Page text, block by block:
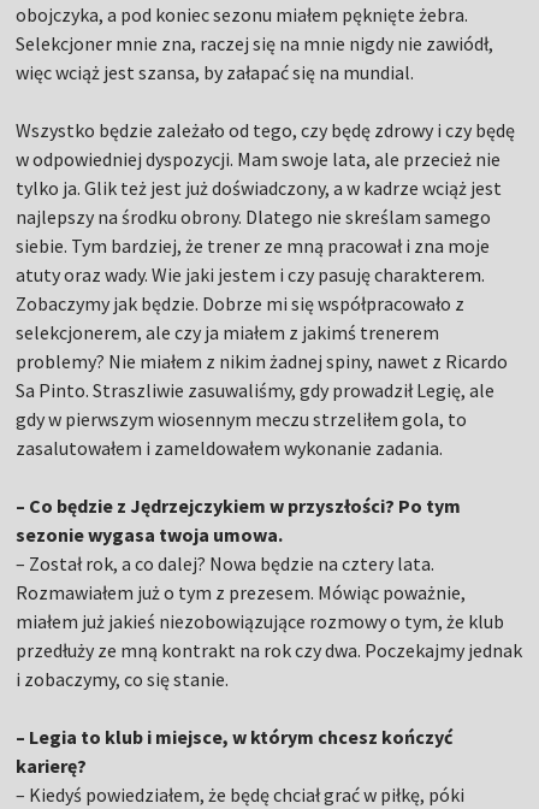
obojczyka, a pod koniec sezonu miałem pęknięte żebra.
Selekcjoner mnie zna, raczej się na mnie nigdy nie zawiódł,
więc wciąż jest szansa, by załapać się na mundial.
Wszystko będzie zależało od tego, czy będę zdrowy i czy będę
w odpowiedniej dyspozycji. Mam swoje lata, ale przecież nie
tylko ja. Glik też jest już doświadczony, a w kadrze wciąż jest
najlepszy na środku obrony. Dlatego nie skreślam samego
siebie. Tym bardziej, że trener ze mną pracował i zna moje
atuty oraz wady. Wie jaki jestem i czy pasuję charakterem.
Zobaczymy jak będzie. Dobrze mi się współpracowało z
selekcjonerem, ale czy ja miałem z jakimś trenerem
problemy? Nie miałem z nikim żadnej spiny, nawet z Ricardo
Sa Pinto. Straszliwie zasuwaliśmy, gdy prowadził Legię, ale
gdy w pierwszym wiosennym meczu strzeliłem gola, to
zasalutowałem i zameldowałem wykonanie zadania.
– Co będzie z Jędrzejczykiem w przyszłości? Po tym
sezonie wygasa twoja umowa.
– Został rok, a co dalej? Nowa będzie na cztery lata.
Rozmawiałem już o tym z prezesem. Mówiąc poważnie,
miałem już jakieś niezobowiązujące rozmowy o tym, że klub
przedłuży ze mną kontrakt na rok czy dwa. Poczekajmy jednak
i zobaczymy, co się stanie.
– Legia to klub i miejsce, w którym chcesz kończyć
karierę?
– Kiedyś powiedziałem, że będę chciał grać w piłkę, póki